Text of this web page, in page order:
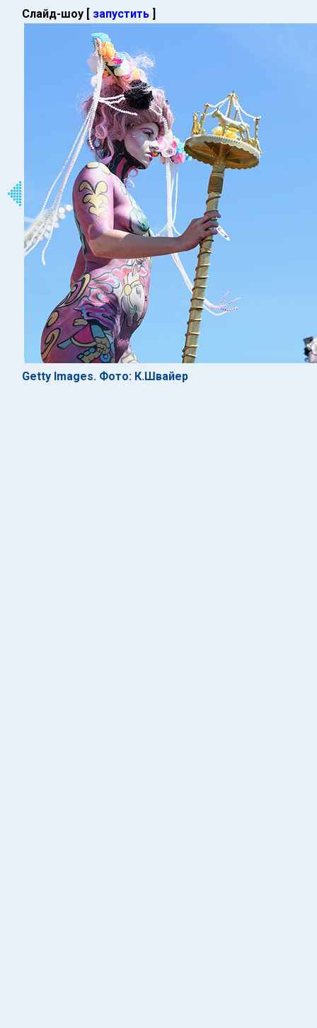
Слайд-шоу [ запустить ]
Getty Images. Фото: К.Швайер